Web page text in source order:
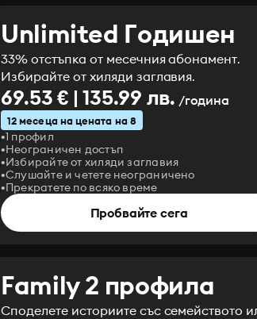
Unlimited Годишен
33% отстъпка от месечния абонамент.
Избирайте от хиляди заглавия.
69.53 € | 135.99 лв. /година
12 месеца на цената на 8
1 профил
Неограничен достъп
Избирайте от хиляди заглавия
Слушайте и четете неограничено
Прекратете по всяко време
Пробвайте сега
Family 2 профила
Споделете историите със семейството